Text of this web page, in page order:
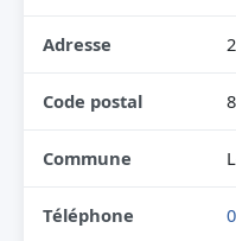
Adresse
Code postal
Commune
Téléphone